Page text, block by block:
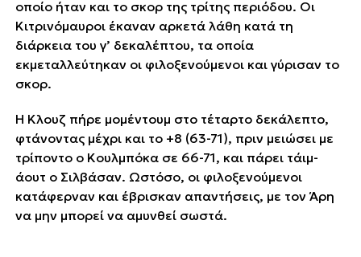
οποίο ήταν και το σκορ της τρίτης περιόδου. Οι
Κιτρινόμαυροι έκαναν αρκετά λάθη κατά τη
διάρκεια του γ’ δεκαλέπτου, τα οποία
εκμεταλλεύτηκαν οι φιλοξενούμενοι και γύρισαν το
σκορ.
Η Κλουζ πήρε μομέντουμ στο τέταρτο δεκάλεπτο,
φτάνοντας μέχρι και το +8 (63-71), πριν μειώσει με
τρίποντο ο Κουλμπόκα σε 66-71, και πάρει τάιμ-
άουτ ο Σιλβάσαν. Ωστόσο, οι φιλοξενούμενοι
κατάφερναν και έβρισκαν απαντήσεις, με τον Άρη
να μην μπορεί να αμυνθεί σωστά.